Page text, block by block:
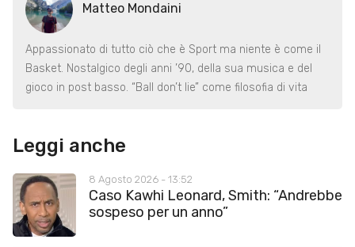
Matteo Mondaini
Appassionato di tutto ciò che è Sport ma niente è come il
Basket. Nostalgico degli anni ’90, della sua musica e del
gioco in post basso. “Ball don’t lie” come filosofia di vita
Leggi anche
8 Agosto 2026 - 13:52
Caso Kawhi Leonard, Smith: “Andrebbe
sospeso per un anno”